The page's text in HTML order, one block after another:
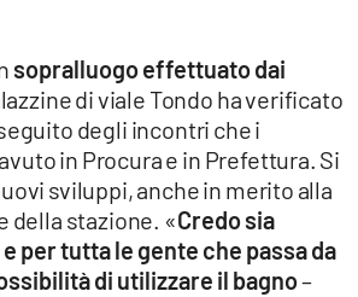
sopralluogo effettuato dai
di viale Tondo ha verificato
degli incontri che i
in Procura e in Prefettura. Si
sviluppi, anche in merito alla
della stazione. «Credo sia
per tutta le gente che passa da
di utilizzare il bagno–